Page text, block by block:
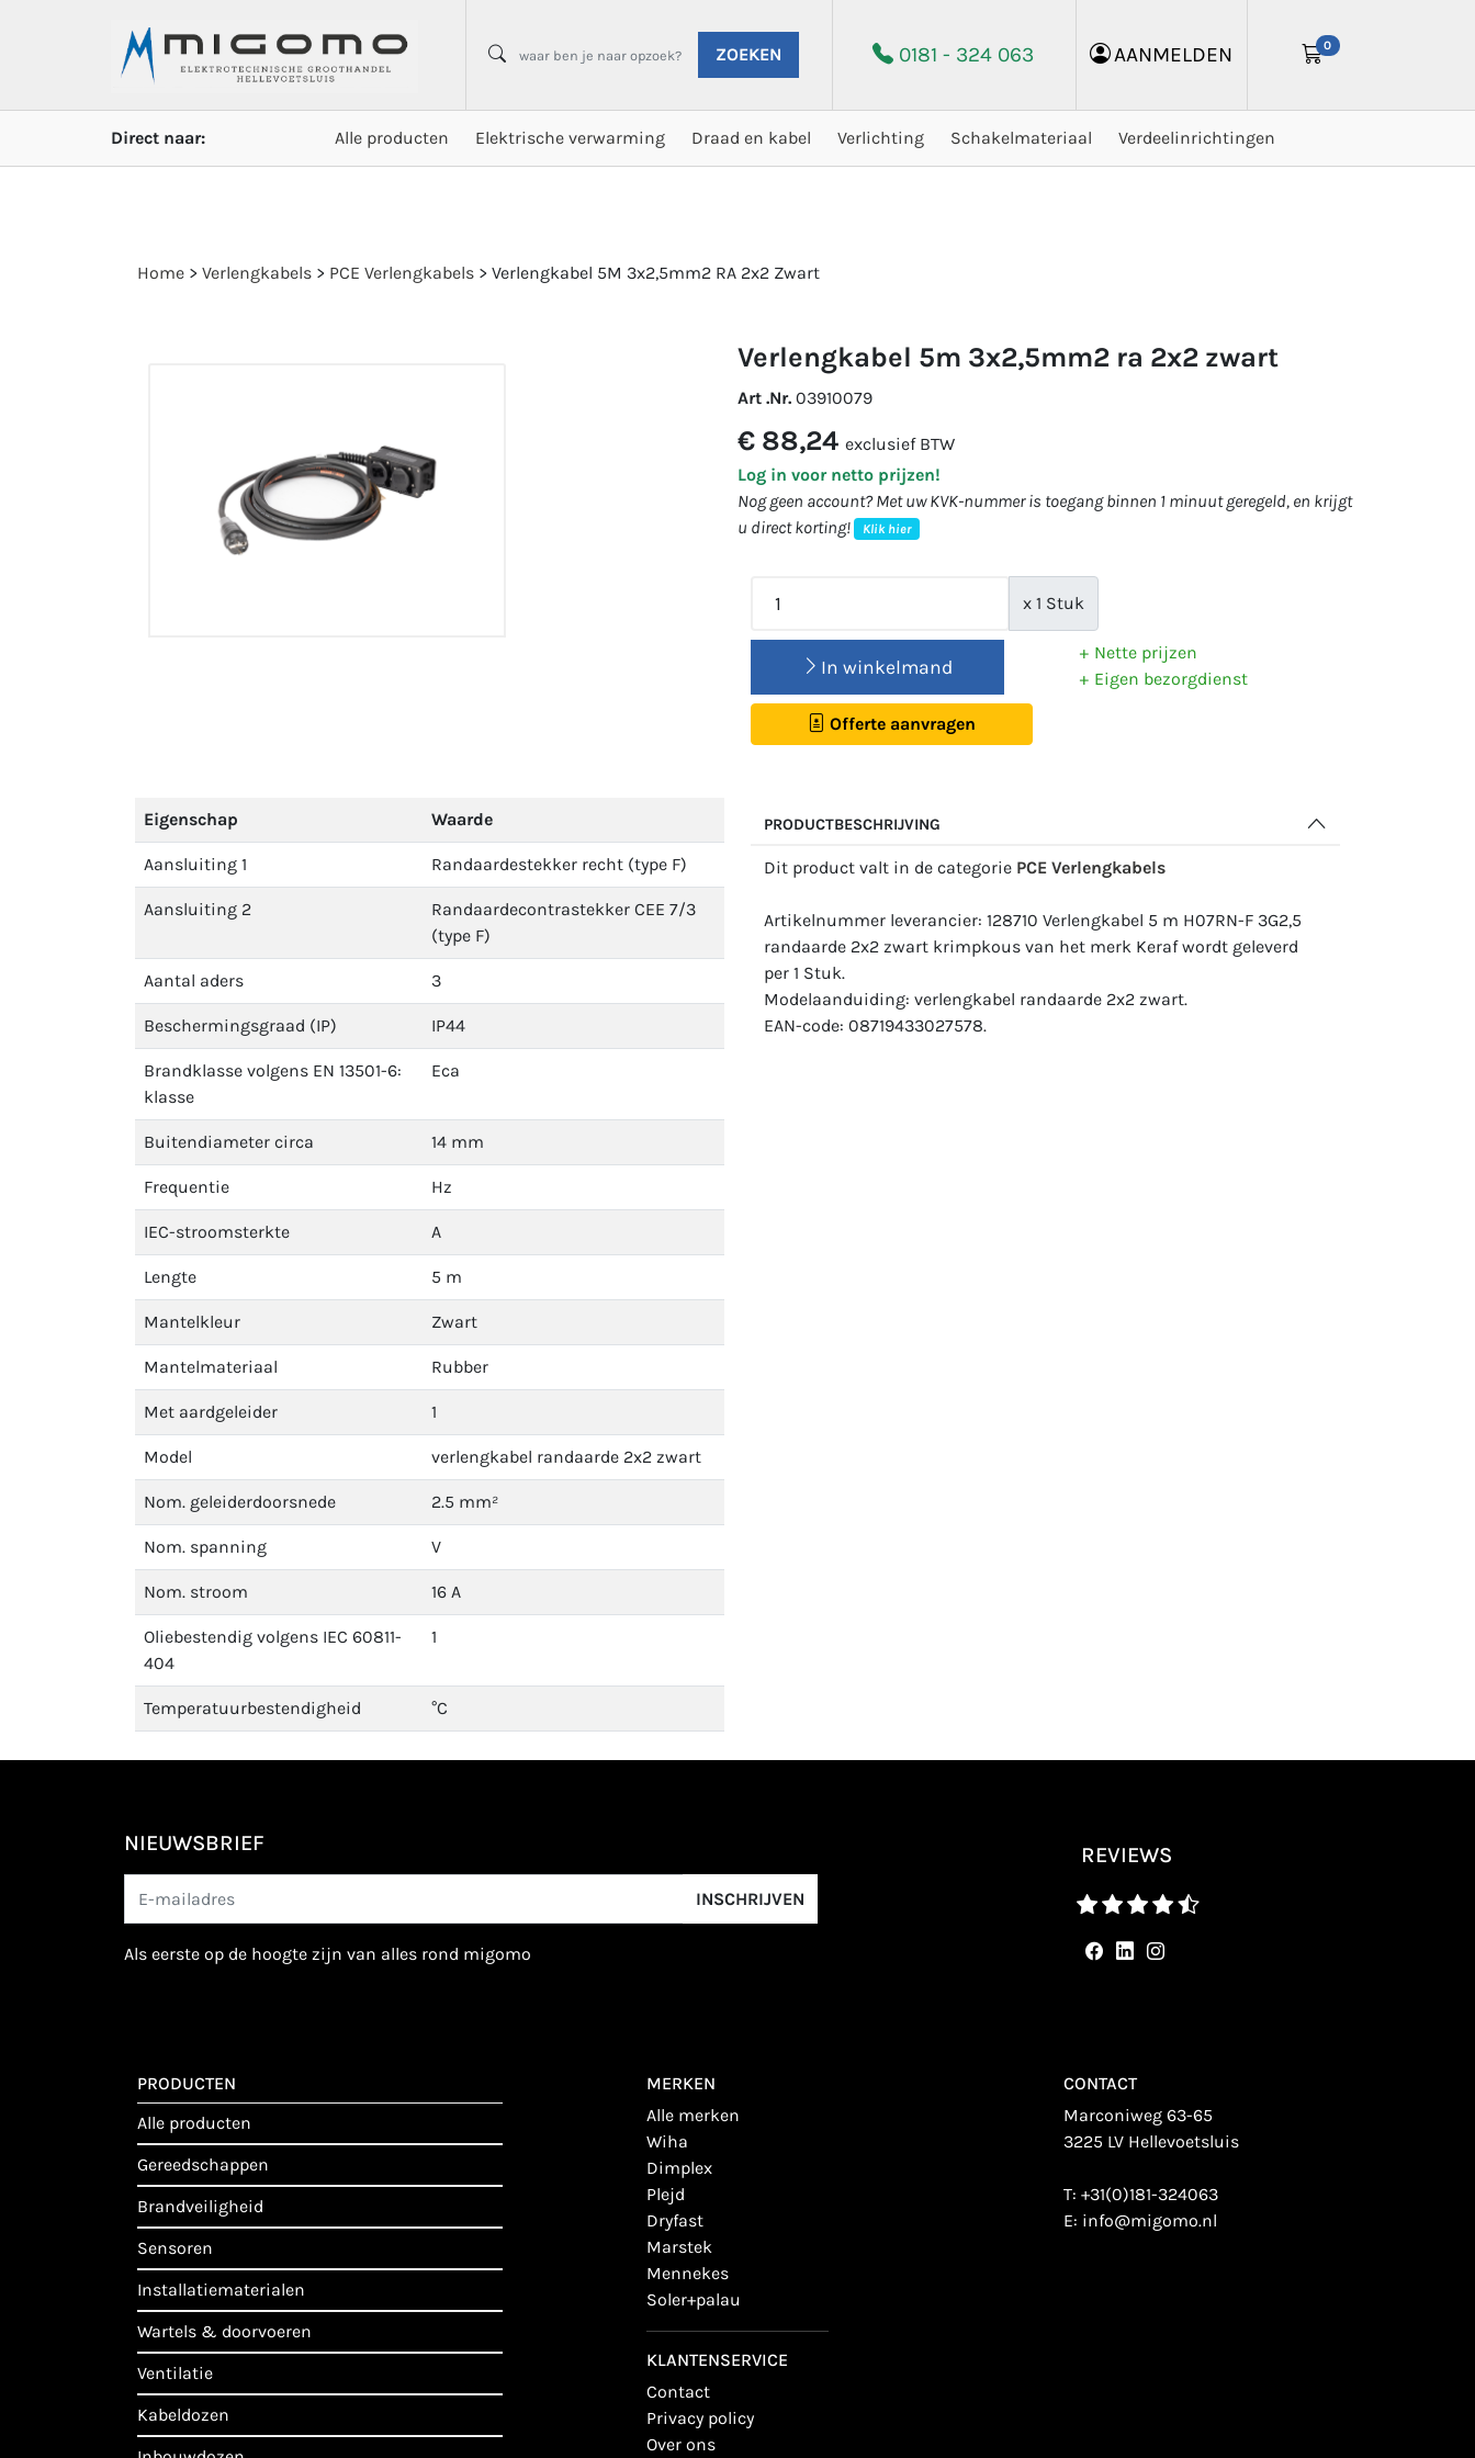
ZOEKEN 0181 - 324 063 AANMELDEN 0
Direct naar: Alle producten Elektrische verwarming Draad en kabel Verlichting Schakelmateriaal Verdeelinrichtingen
Home > Verlengkabels > PCE Verlengkabels > Verlengkabel 5M 3x2,5mm2 RA 2x2 Zwart
verlengkabel 5m 3x2,5mm2 ra 2x2 zwart
Art .Nr. 03910079
€ 88,24 exclusief BTW
Log in voor netto prijzen!
Nog geen account? Met uw KVK-nummer is toegang binnen 1 minuut geregeld, en krijgt
u direct korting!
Klik hier
x 1 Stuk
In winkelmand
Offerte aanvragen
Nette prijzen
Eigen bezorgdienst
Eigenschap Waarde
Aansluiting 1 Randaardestekker recht (type F)
Aansluiting 2
Randaardecontrastekker CEE 7/3
(type F)
Aantal aders 3
Beschermingsgraad (IP) IP44
Brandklasse volgens EN 13501-6:
klasse
Eca
Buitendiameter circa 14 mm
Frequentie Hz
IEC-stroomsterkte A
Lengte 5 m
Mantelkleur Zwart
Mantelmateriaal Rubber
Met aardgeleider 1
Model verlengkabel randaarde 2x2 zwart
Nom. geleiderdoorsnede 2.5 mm²
Nom. spanning V
Nom. stroom 16 A
Oliebestendig volgens IEC 60811-
404
1
Temperatuurbestendigheid °C
PRODUCTBESCHRIJVING
Dit product valt in de categorie PCE Verlengkabels
Artikelnummer leverancier: 128710 Verlengkabel 5 m H07RN-F 3G2,5
randaarde 2x2 zwart krimpkous van het merk Keraf wordt geleverd
per 1 Stuk.
Modelaanduiding: verlengkabel randaarde 2x2 zwart.
EAN-code: 08719433027578.
NIEUWSBRIEF
INSCHRIJVEN
als eerste op de hoogte zijn van alles rond migomo
REVIEWS
PRODUCTEN
alle producten
gereedschappen
brandveiligheid
sensoren
installatiematerialen
wartels & doorvoeren
ventilatie
kabeldozen
MERKEN
alle merken
wiha
dimplex
plejd
dryfast
marstek
mennekes
soler+palau
KLANTENSERVICE
contact
privacy policy
over ons
CONTACT
Marconiweg 63-65
3225 LV Hellevoetsluis
T:+31(0)181-324063
E: info@migomo.nl